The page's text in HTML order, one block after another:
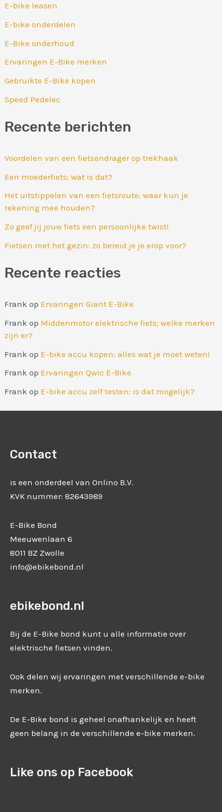
E-bike leasen
E-bike onderdelen
E-Bike onderhoud
Ervaringen E-Bike merken
Gebruikte E-Bike kopen
Speed Pedelec
Recente berichten
Voordelen van een fietsendrager op trekhaak
Een moederfiets: wat is dat?
Het uitstippelen van een fietsroute: waar kun je
rekening mee houden?
Zo geef jij jouw fiets een persoonlijke twist!
Fietsen met het gezin: zo bereid je je erop voor?
Recente reacties
Frank op Ervaringen Giant E-Bike
Frank op Middenmotor elektrische fiets; welke merken
zijn er?
Frank op E-bike accu kopen: alles wat je moet weten!
Frank op Ervaringen Qwic E-Bike
Frank op E-bike accu zelf testen: is dat mogelijk?
Contact
is een onderdeel van Onlino B.V.
KVK nummer: 82643989
E-Bike Bond
Meeuwenlaan 6
8011 BZ Zwolle
info@ebikebond.nl
ebikebond.nl
Bij de E-Bike bond kunt u alle informatie over
elektrische fietsen vinden.
Ook delen wij ervaringen met verschillende e-bike
merken.
De E-Bike bond is geheel onafhankelijk en heeft
geen belang in de verschillende e-bike merken.
Like ons op Facebook